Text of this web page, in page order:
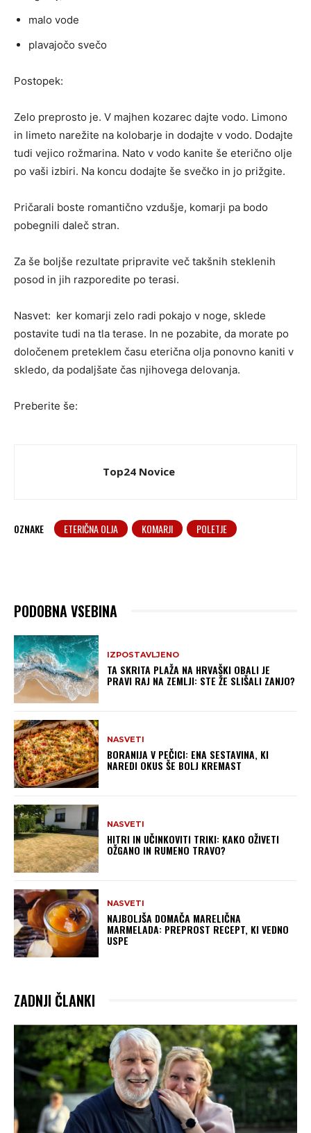
malo vode
plavajočo svečo
Postopek:
Zelo preprosto je. V majhen kozarec dajte vodo. Limono
in limeto narežite na kolobarje in dodajte v vodo. Dodajte
tudi vejico rožmarina. Nato v vodo kanite še eterično olje
po vaši izbiri. Na koncu dodajte še svečko in jo prižgite.
Pričarali boste romantično vzdušje, komarji pa bodo
pobegnili daleč stran.
Za še boljše rezultate pripravite več takšnih steklenih
posod in jih razporedite po terasi.
Nasvet: ker komarji zelo radi pokajo v noge, sklede
postavite tudi na tla terase. In ne pozabite, da morate po
določenem preteklem času eterična olja ponovno kaniti v
skledo, da podaljšate čas njihovega delovanja.
Preberite še:
Top24 Novice
OZNAKE ETERIČNA OLJA KOMARJI POLETJE
PODOBNA VSEBINA
IZPOSTAVLJENO
TA SKRITA PLAŽA NA HRVAŠKI OBALI JE
PRAVI RAJ NA ZEMLJI: STE ŽE SLIŠALI ZANJO?
NASVETI
BORANIJA V PEČICI: ENA SESTAVINA, KI
NAREDI OKUS ŠE BOLJ KREMAST
NASVETI
HITRI IN UČINKOVITI TRIKI: KAKO OŽIVETI
OŽGANO IN RUMENO TRAVO?
NASVETI
NAJBOLJŠA DOMAČA MARELIČNA
MARMELADA: PREPROST RECEPT, KI VEDNO
USPE
ZADNJI ČLANKI